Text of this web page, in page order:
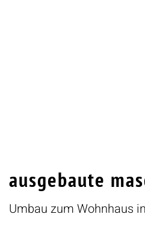
ausgebaute
Umbau zum Wohnhaus